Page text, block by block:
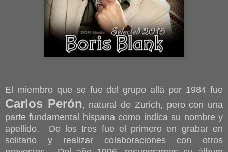
El miembro que se fue del grupo allá por 1984 fue
Carlos Perón, natural de Zurich, pero con una
parte fundamental hispana como indica su nombre y
apellido. De los tres fue el primero en grabar en
solitario y realizar colaboraciones con otros